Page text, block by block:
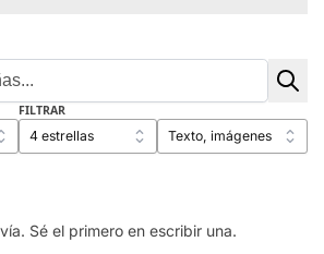
FILTRAR
Sé el primero en escribir una.